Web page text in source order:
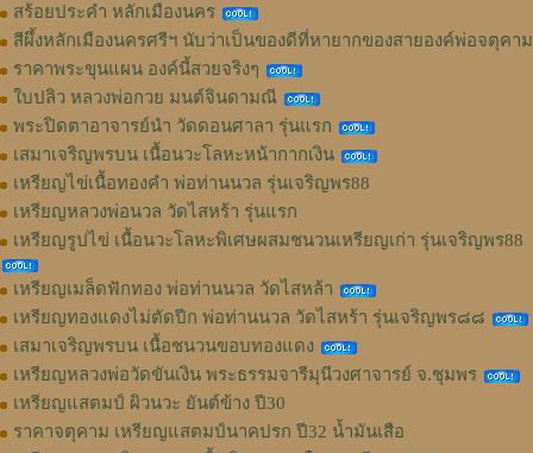
สร้อยประคำ หลักเมืองนคร
สีผึ้งหลักเมืองนครศรีฯ นับว่าเป็นของดีที่หายากของสายองค์พ่อจตุคาม
ราคาพระขุนแผน องค์นี้สวยจริงๆ
ใบปลิว หลวงพ่อกวย มนต์จินดามณี
พระปิดตาอาจารย์นำ วัดดอนศาลา รุ่นแรก
เสมาเจริญพรบน เนื้อนวะโลหะหน้ากากเงิน
เหรียญไข่เนื้อทองคำ พ่อท่านนวล รุ่นเจริญพร88
เหรียญหลวงพ่อนวล วัดไสหร้า รุ่นแรก
เหรียญรูปไข่ เนื้อนวะโลหะพิเศษผสมชนวนเหรียญเก่า รุ่นเจริญพร88
เหรียญเมล็ดฟักทอง พ่อท่านนวล วัดไสหล้า
เหรียญทองแดงไม่ตัดปีก พ่อท่านนวล วัดไสหร้า รุ่นเจริญพร๘๘
เสมาเจริญพรบน เนื้อชนวนขอบทองแดง
เหรียญหลวงพ่อวัดขันเงิน พระธรรมจารีมุนีวงศาจารย์ จ.ชุมพร
เหรียญแสตมป์ ผิวนวะ ยันต์ข้าง ปี30
ราคาจตุคาม เหรียญแสตมป์นาคปรก ปี32 น้ำมันเสือ